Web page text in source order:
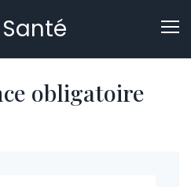
obligatoire